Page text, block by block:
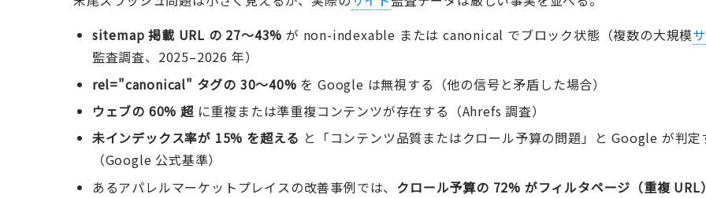
sitemap 掲載 URL の 27〜43% が non-indexable または canonical でブロック状態（複数の大規模
監査調査、2025–2026 年）
rel="canonical" タグの 30〜40% を Google は無視する（他の信号と矛盾した場合）
ウェブの 60% 超に重複または準重複コンテンツが存在する（Ahrefs 調査）
未インデックス率が 15% を超える と「コンテンツ品質またはクロール予算の問題」と Google が判定
（Google 公式基準）
あるアパレルマーケットプレイスの改善事例では、 クロール予算の 72% がフィルタページ（重複 URL